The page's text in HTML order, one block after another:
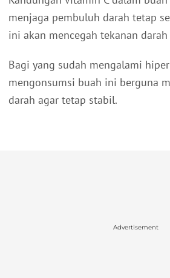
menjaga pembuluh darah tetap
ini akan mencegah tekanan
Bagi yang sudah mengalami
mengonsumsi buah ini berguna
darah agar tetap stabil.
Advertisement